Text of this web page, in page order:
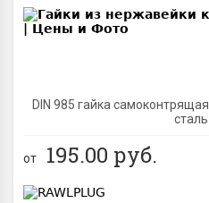
DIN 985 гайка
от 195.00 руб.